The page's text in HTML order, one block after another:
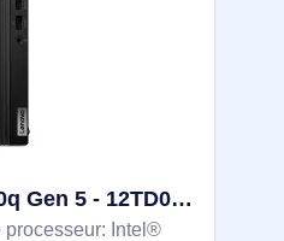
ThinkCentre M70q Gen 5 - 12TD009KFR
processeur: Intel®